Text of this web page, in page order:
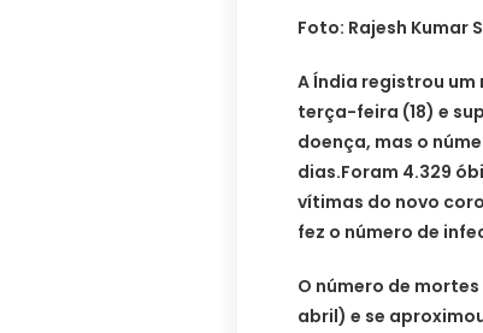
Foto: Rajesh Kumar
A Índia registrou
terça-feira (18) e
doença, mas o
dias.Foram 4.329
vítimas do novo
fez o número de
O número de
abril) e se